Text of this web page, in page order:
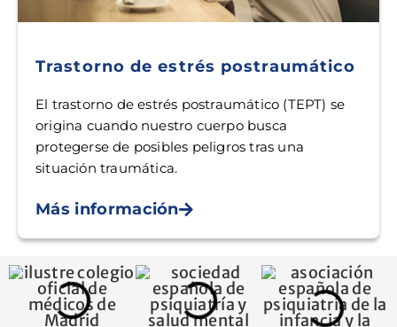
Trastorno de estrés postraumático
El trastorno de estrés postraumático (TEPT) se
origina cuando nuestro cuerpo busca
protegerse de posibles peligros tras una
situación traumática.
Más información